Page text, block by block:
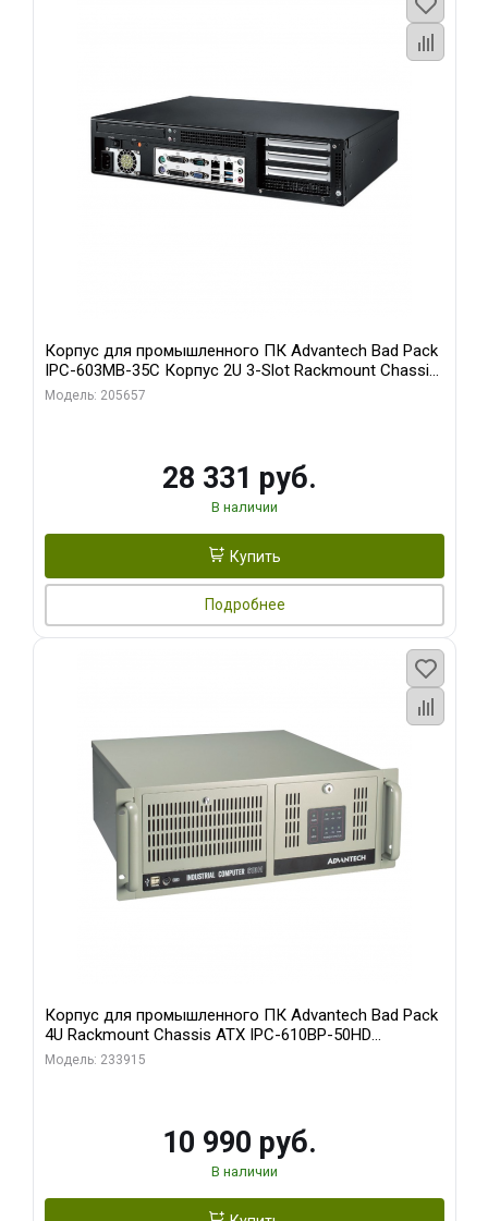
Корпус для промышленного ПК Advantech Bad Pack
IPC-603MB-35C Корпус 2U 3-Slot Rackmount Chassis
for ATX/MicroATX Motherboard with Front I Advantech
Модель: 205657
28 331 руб.
В наличии
Купить
Подробнее
Корпус для промышленного ПК Advantech Bad Pack
4U Rackmount Chassis ATX IPC-610BP-50HD
Advantech 15 слотов, отсеки 3x5.25", 1x3.5", 2xUSB,
Модель: 233915
10 990 руб.
В наличии